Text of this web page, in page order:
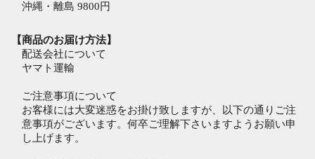
沖縄・離島 9800円
【商品のお届け方法】
配送会社について
ヤマト運輸
ご注意事項について
お客様には大変迷惑をお掛け致しますが、以下の通りご注
意事項がございます。何卒ご理解下さいますようお願い申
し上げます。